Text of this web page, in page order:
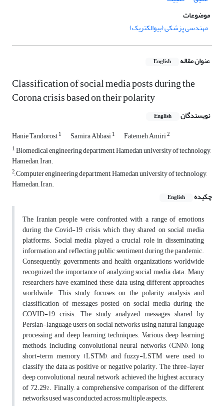
موضوعات
مهندسی پزشکی (بیوالکتریک)
عنوان مقاله English
Classification of social media posts during the
Corona crisis based on their polarity
نویسندگان English
Hanie Tandorost1 Samira Abbasi1 Fatemeh Amiri2
1Biomedical engineering department, Hamedan university of technology,
Hamedan, Iran.
2ِComputer engineering department, Hamedan university of technology,
Hamedan,, Iran.
چکیده
English
The Iranian people were confronted with a range of emotions
during the Covid-19 crisis, which they shared on social media
platforms. Social media played a crucial role in disseminating
information and reflecting public sentiment during the pandemic.
Consequently, governments and health organizations worldwide
recognized the importance of analyzing social media data. Many
researchers have examined these data using different approaches
worldwide. This study focuses on the polarity analysis and
classification of messages posted on social media during the
COVID-19 crisis. The study analyzed messages shared by
Persian-language users on social networks using natural language
processing and deep learning techniques. Various deep learning
methods, including convolutional neural networks (CNN), long
short-term memory (LSTM), and fuzzy-LSTM were used to
classify the data as positive or negative polarity. The three-layer
deep convolutional neural network achieved the highest accuracy
of 72.29%. Finally, a comprehensive comparison of the different
networks used was conducted across multiple aspects.